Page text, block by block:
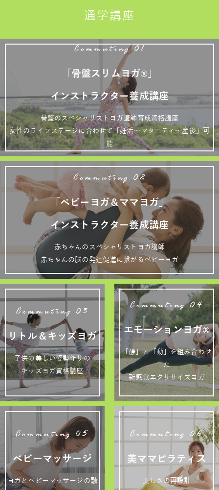
通学講座
Commuting 01
「骨盤スリムヨガ®」
インストラクター養成講座
骨盤のスペシャリストヨガ講師育成資格講座
女性のライフステージに合わせて「妊活～マタニティ～産後」可
能
Commuting 02
「ベビーヨガ＆ママヨガ」
インストラクター養成講座
赤ちゃんのスペシャリストヨガ講師
赤ちゃんの脳の発達促進に繋がるベビーヨガ
Commuting 03
リトル＆キッズヨガ
子供の美しい姿勢作りの
キッズヨガ資格講座
Commuting 04
エモーションヨガ®
「静」と「動」を組み合わせ
た
新感覚エクササイズヨガ
Commuting 05
ベビーマッサージ
ヨガとベビーマッサージの融
Commuting 06
美ママピラティス
美しさの再設計